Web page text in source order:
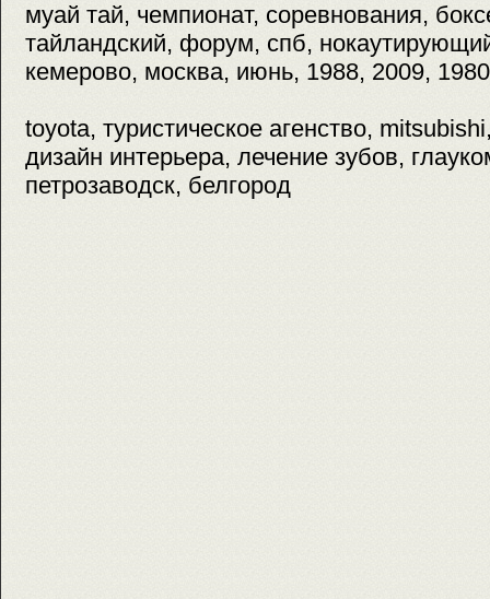
муай тай, чемпионат, соревнования,
тайландский, форум, спб,
кемерово, москва, июнь, 1988, 2009, 1980
toyota, туристическое агенство,
дизайн интерьера, лечение зубов,
петрозаводск, белгород